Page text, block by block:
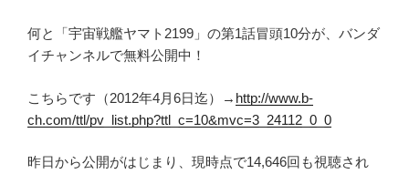
何と「宇宙戦艦ヤマト2199」の第1話冒頭10分が、バンダ
イチャンネルで無料公開中！
こちらです（2012年4月6日迄）→ http://www.b-
ch.com/ttl/pv_list.php?ttl_c=10&mvc=3_24112_0_0
昨日から公開がはじまり、現時点で14,646回も視聴され